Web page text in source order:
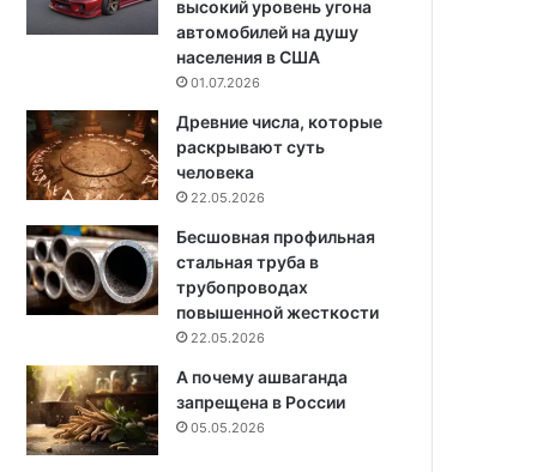
высокий уровень угона
автомобилей на душу
населения в США
01.07.2026
Древние числа, которые
раскрывают суть
человека
22.05.2026
Бесшовная профильная
стальная труба в
трубопроводах
повышенной жесткости
22.05.2026
А почему ашваганда
запрещена в России
05.05.2026